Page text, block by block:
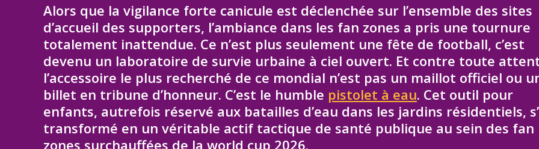
Alors que la vigilance forte canicule est déclenchée sur l’ensemble des sites
d’accueil des supporters, l’ambiance dans les fan zones a pris une tournure
totalement inattendue. Ce n’est plus seulement une fête de football, c’est
devenu un laboratoire de survie urbaine à ciel ouvert. Et contre toute
l’accessoire le plus recherché de ce mondial n’est pas un maillot officiel ou
billet en tribune d’honneur. C’est le humble pistolet à eau. Cet outil pour
enfants, autrefois réservé aux batailles d’eau dans les jardins résidentiels,
transformé en un véritable actif tactique de santé publique au sein des fan
zones surchauffées de la world cup 2026.